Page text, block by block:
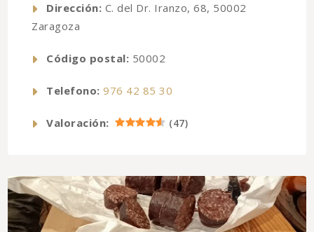
Dirección: C. del Dr. Iranzo, 68, 50002
Zaragoza
Código postal: 50002
Telefono: 976 42 85 30
Valoración: (47)